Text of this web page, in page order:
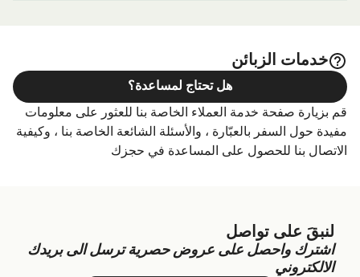
خدمات الزبائن
قم بزيارة صفحة خدمة العملاء الخاصة بنا للعثور على معلومات
مفيدة حول السفر بالعبّارة ، والأسئلة الشائعة الخاصة بنا ، وكيفية
الاتصال بنا للحصول على المساعدة في حجزك
هل تحتاج لمساعدة؟
لنبقَ على تواصل
اشترك واحصل على عروض حصرية ترسل الى بريدك
الالكتروني